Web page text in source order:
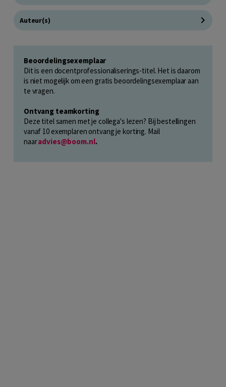
Auteur(s)
Beoordelingsexemplaar
Dit is een docentprofessionaliserings-titel. Het is daarom
is niet mogelijk om een gratis beoordelingsexemplaar aan
te vragen.
Ontvang teamkorting
Deze titel samen met je collega's lezen? Bij bestellingen
vanaf 10 exemplaren ontvang je korting. Mail
naaradvies@boom.nl.